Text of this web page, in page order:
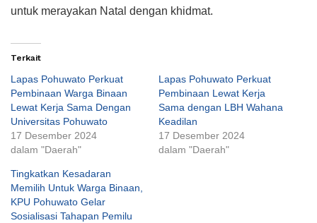
untuk merayakan Natal dengan khidmat.
Terkait
Lapas Pohuwato Perkuat
Pembinaan Warga Binaan
Lewat Kerja Sama Dengan
Universitas Pohuwato
17 Desember 2024
dalam "Daerah"
Lapas Pohuwato Perkuat
Pembinaan Lewat Kerja
Sama dengan LBH Wahana
Keadilan
17 Desember 2024
dalam "Daerah"
Tingkatkan Kesadaran
Memilih Untuk Warga Binaan,
KPU Pohuwato Gelar
Sosialisasi Tahapan Pemilu